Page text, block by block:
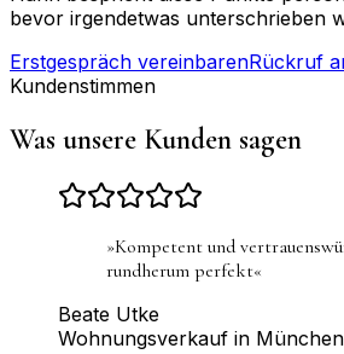
bevor irgendetwas unterschrieben
Erstgespräch vereinbarenRückruf
Kundenstimmen
Was unsere Kunden sagen
»Kompetent und
rundherum perfekt«
Beate Utke
Wohnungsverkauf in München